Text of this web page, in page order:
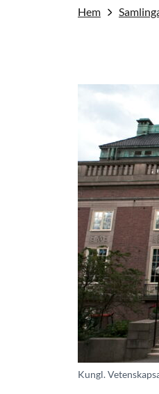
Hem
Kungl.